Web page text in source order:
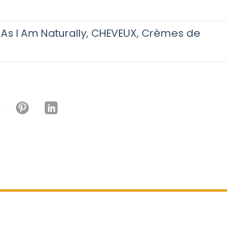
As I Am Naturally, CHEVEUX, Crèmes de